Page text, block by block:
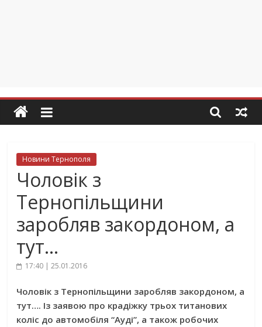
Новини Тернополя
Чоловік з
Тернопільщини
заробляв закордоном, а
тут…
17:40 | 25.01.2016
Чоловік з Тернопільщини заробляв закордоном, а
тут…. Із заявою про крадіжку трьох титанових
коліс до автомобіля “Ауді”, а також робочих